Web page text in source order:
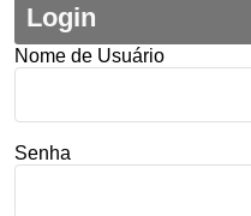
Login
Nome de Usuário
Senha